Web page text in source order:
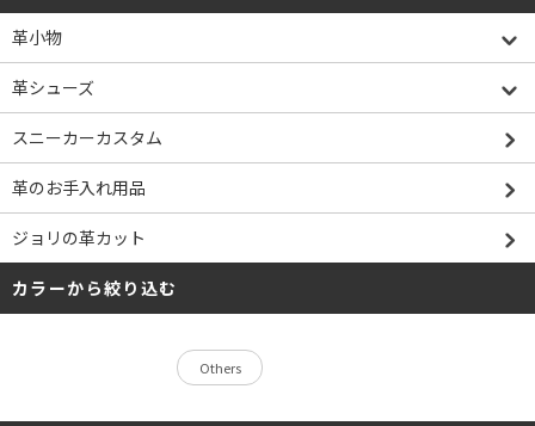
革小物
革シューズ
スニーカーカスタム
革のお手入れ用品
ジョリの革カット
カラーから絞り込む
Others